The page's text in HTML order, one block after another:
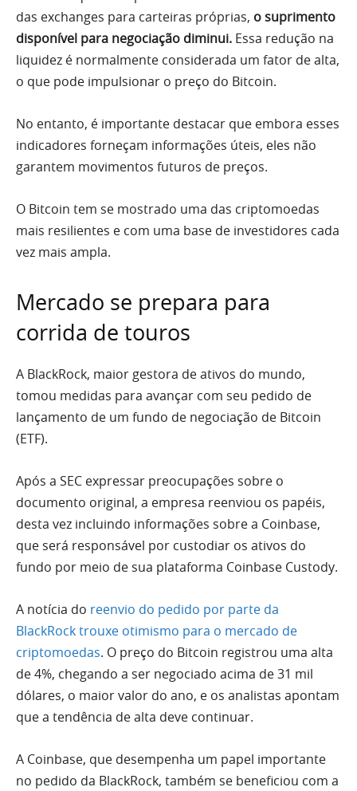
das exchanges para carteiras próprias, o suprimento
disponível para negociação diminui. Essa redução na
liquidez é normalmente considerada um fator de alta,
o que pode impulsionar o preço do Bitcoin.
No entanto, é importante destacar que embora esses
indicadores forneçam informações úteis, eles não
garantem movimentos futuros de preços.
O Bitcoin tem se mostrado uma das criptomoedas
mais resilientes e com uma base de investidores cada
vez mais ampla.
Mercado se prepara para
corrida de touros
A BlackRock, maior gestora de ativos do mundo,
tomou medidas para avançar com seu pedido de
lançamento de um fundo de negociação de Bitcoin
(ETF).
Após a SEC expressar preocupações sobre o
documento original, a empresa reenviou os papéis,
desta vez incluindo informações sobre a Coinbase,
que será responsável por custodiar os ativos do
fundo por meio de sua plataforma Coinbase Custody.
A notícia do reenvio do pedido por parte da
BlackRock trouxe otimismo para o mercado de
criptomoedas. O preço do Bitcoin registrou uma alta
de 4%, chegando a ser negociado acima de 31 mil
dólares, o maior valor do ano, e os analistas apontam
que a tendência de alta deve continuar.
A Coinbase, que desempenha um papel importante
no pedido da BlackRock, também se beneficiou com a